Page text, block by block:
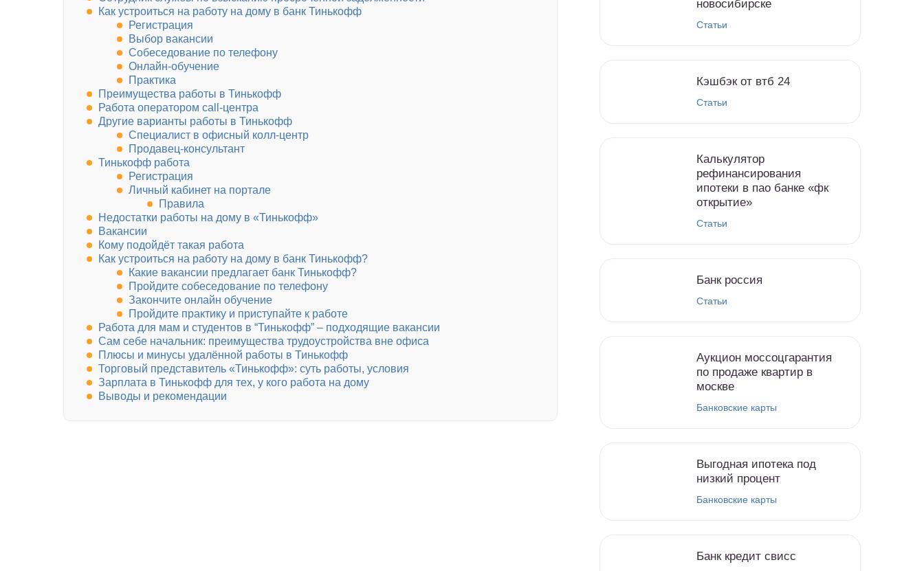
Как устроиться на работу на дому в банк Тинькофф
Регистрация
Выбор вакансии
Собеседование по телефону
Онлайн-обучение
Практика
Преимущества работы в Тинькофф
Работа оператором call-центра
Другие варианты работы в Тинькофф
Специалист в офисный колл-центр
Продавец-консультант
Тинькофф работа
Регистрация
Личный кабинет на портале
Правила
Недостатки работы на дому в «Тинькофф»
Вакансии
Кому подойдёт такая работа
Как устроиться на работу на дому в банк Тинькофф?
Какие вакансии предлагает банк Тинькофф?
Пройдите собеседование по телефону
Закончите онлайн обучение
Пройдите практику и приступайте к работе
Работа для мам и студентов в “Тинькофф” – подходящие вакансии
Сам себе начальник: преимущества трудоустройства вне офиса
Плюсы и минусы удалённой работы в Тинькофф
Торговый представитель «Тинькофф»: суть работы, условия
Зарплата в Тинькофф для тех, у кого работа на дому
Выводы и рекомендации
новосибирске
Статьи
Кэшбэк от втб 24
Статьи
Калькулятор
рефинансирования
ипотеки в пао банке «фк
открытие»
Статьи
Банк россия
Статьи
Аукцион моссоцгарантия
по продаже квартир в
москве
Банковские карты
Выгодная ипотека под
низкий процент
Банковские карты
Банк кредит свисс